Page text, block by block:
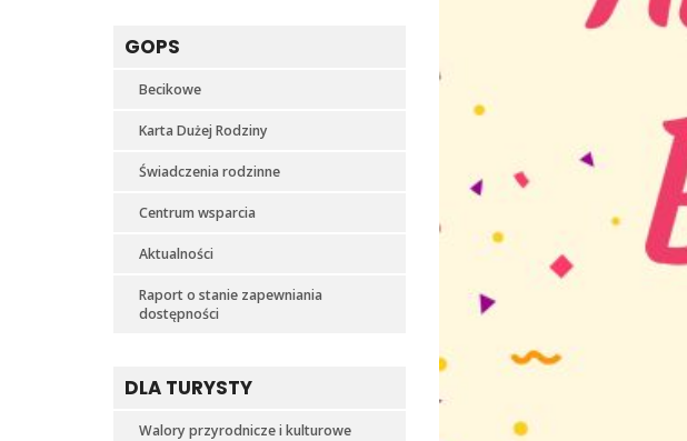
GOPS
Becikowe
Karta Dużej Rodziny
Świadczenia rodzinne
Centrum wsparcia
Aktualności
Raport o stanie zapewniania
dostępności
DLA TURYSTY
Walory przyrodnicze i kulturowe